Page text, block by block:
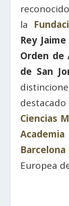
la
Rey Jaime
Orden de
de San
Ciencias
Barcelona
Europea